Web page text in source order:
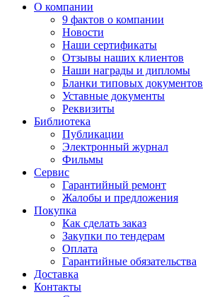
О компании
9 фактов о компании
Новости
Наши сертификаты
Отзывы наших клиентов
Наши награды и дипломы
Бланки типовых документов
Уставные документы
Реквизиты
Библиотека
Публикации
Электронный журнал
Фильмы
Сервис
Гарантийный ремонт
Жалобы и предложения
Покупка
Как сделать заказ
Закупки по тендерам
Оплата
Гарантийные обязательства
Доставка
Контакты